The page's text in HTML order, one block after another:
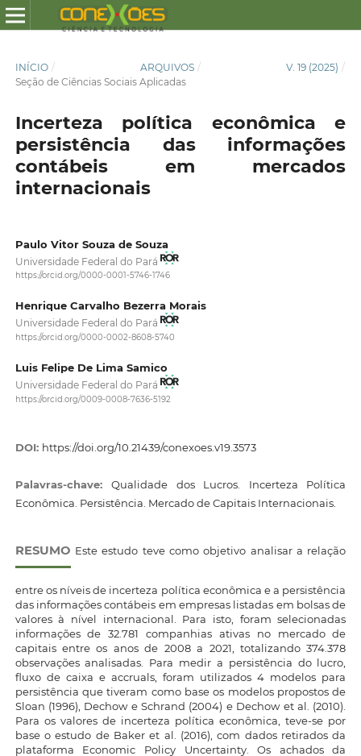
INÍCIO / ARQUIVOS / V. 19 (2025) /
Seção de Ciências Sociais Aplicadas
Incerteza política econômica e
persistência das informações
contábeis em mercados
internacionais
Paulo Vitor Souza de Souza
Universidade Federal do Pará
https://orcid.org/0000-0001-5746-1746
Henrique Carvalho Bezerra Morais
Universidade Federal do Pará
https://orcid.org/0000-0002-8608-5740
Luis Felipe De Lima Samico
Universidade Federal do Pará
https://orcid.org/0009-0008-7636-5192
DOI: https://doi.org/10.21439/conexoes.v19.3573
Palavras-chave:Qualidade dos Lucros. Incerteza Política
Econômica. Persistência. Mercado de Capitais Internacionais.
RESUMO Este estudo teve como objetivo analisar a relação
entre os níveis de incerteza política econômica e a persistência
das informações contábeis em empresas listadas em bolsas de
valores à nível internacional. Para isto, foram selecionadas
informações de 32.781 companhias ativas no mercado de
capitais entre os anos de 2008 a 2021, totalizando 374.378
observações analisadas. Para medir a persistência do lucro,
fluxo de caixa e accruals, foram utilizados 4 modelos para
persistência que tiveram como base os modelos propostos de
Sloan (1996), Dechow e Schrand (2004) e Dechow et al. (2010).
Para os valores de incerteza política econômica, teve-se por
base o estudo de Baker et al. (2016), com dados retirados da
plataforma Economic Policy Uncertainty. Os achados da